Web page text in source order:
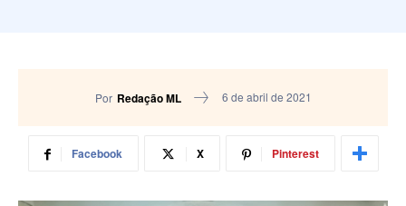
Por Redação ML 6 de abril de 2021
Facebook X Pinterest